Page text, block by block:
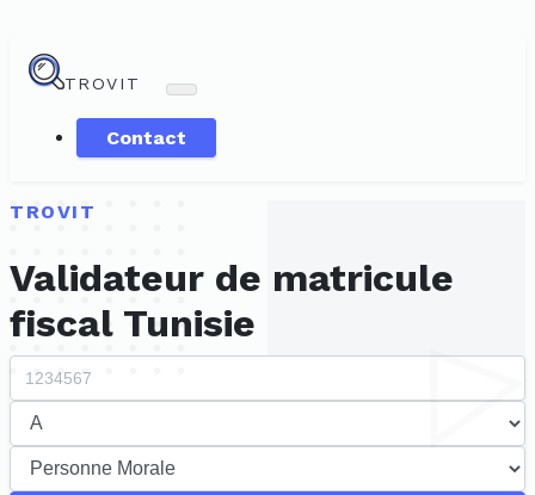
TROVIT
Contact
TROVIT
Validateur de matricule
fiscal Tunisie